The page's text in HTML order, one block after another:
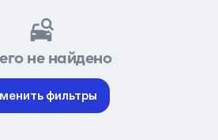
не найдено
фильтры